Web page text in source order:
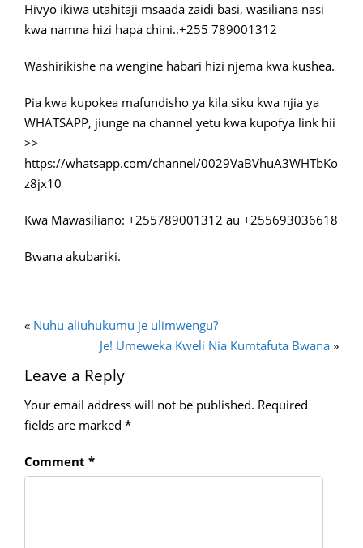
Hivyo ikiwa utahitaji msaada zaidi basi, wasiliana nasi
kwa namna hizi hapa chini..+255 789001312
Washirikishe na wengine habari hizi njema kwa kushea.
Pia kwa kupokea mafundisho ya kila siku kwa njia ya
WHATSAPP, jiunge na channel yetu kwa kupofya link hii
>>
https://whatsapp.com/channel/0029VaBVhuA3WHTbKo
z8jx10
Kwa Mawasiliano: +255789001312 au +255693036618
Bwana akubariki.
« Nuhu aliuhukumu je ulimwengu?
Je! Umeweka Kweli Nia Kumtafuta Bwana »
Leave a Reply
Your email address will not be published. Required
fields are marked *
Comment *